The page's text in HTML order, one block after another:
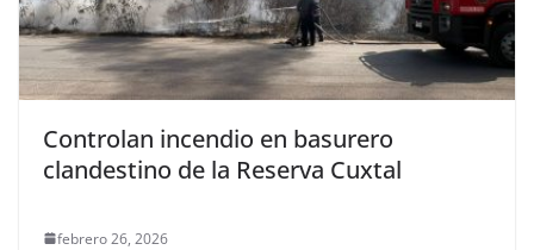
Controlan incendio en basurero
clandestino de la Reserva Cuxtal
febrero 26, 2026